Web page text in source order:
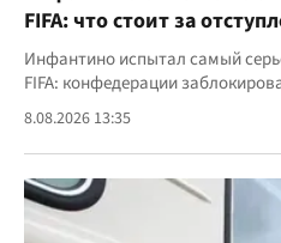
FIFA: что стоит за
Инфантино испытал самый
FIFA: конфедерации
8.08.2026 13:35